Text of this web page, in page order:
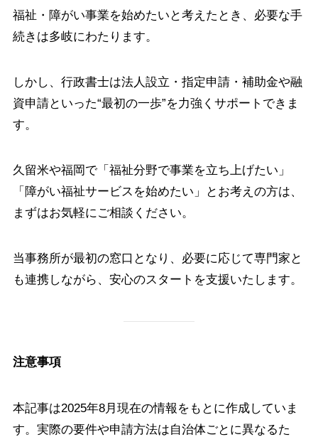
福祉・障がい事業を始めたいと考えたとき、必要な手
続きは多岐にわたります。
しかし、行政書士は法人設立・指定申請・補助金や融
資申請といった“最初の一歩”を力強くサポートできま
す。
久留米や福岡で「福祉分野で事業を立ち上げたい」
「障がい福祉サービスを始めたい」とお考えの方は、
まずはお気軽にご相談ください。
当事務所が最初の窓口となり、必要に応じて専門家と
も連携しながら、安心のスタートを支援いたします。
注意事項
本記事は2025年8月現在の情報をもとに作成していま
す。実際の要件や申請方法は自治体ごとに異なるた